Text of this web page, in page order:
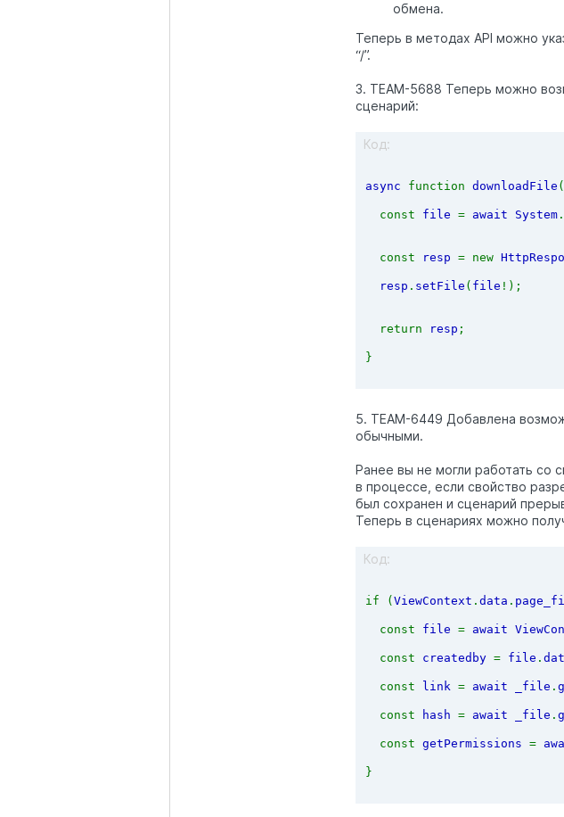
обмена.
Теперь в методах API можно
“/”.
3. TEAM-5688 Теперь можно
сценарий:
Код:
async function downloadFile (
const file = await System.
const resp = new
resp . setFile ( file !);
return resp ;
}
5. TEAM-6449 Добавлена
обычными.
Ранее вы не могли работать со
в процессе, если свойство
был сохранен и сценарий
Теперь в сценариях можно
Код:
if ( ViewContext . data .
const file = await
const createdby = file .
const link = await _file .
const hash = await _file .
const getPermissions =
}